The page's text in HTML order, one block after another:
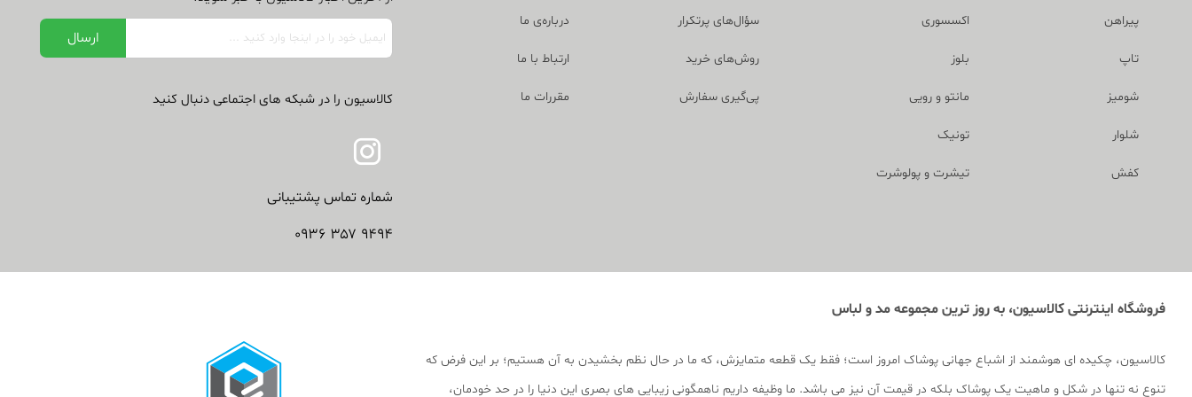
پیراهن
تاپ
شومیز
شلوار
کفش
اکسسوری
بلوز
مانتو و رویی
تونیک
تیشرت و پولوشرت
سؤال‌های پرتکرار
روش‌های خرید
پی‌گیری سفارش
درباره‌ی ما
ارتباط با ما
مقررات ما کالاسیون را در شبکه های اجتماعی دنبال کنید
شماره تماس پشتیبانی
۹۴۹۴ ۳۵۷ ۰۹۳۶
فروشگاه اینترنتی کالاسیون، به روز ترین مجموعه مد و لباس
کالاسیون، چکیده ای هوشمند از اشباع جهانی پوشاک امروز است؛ فقط یک قطعه متمایزش، که ما در حال نظم بخشیدن به آن هستیم؛ بر این فرض که
تنوع نه تنها در شکل و ماهیت یک پوشاک بلکه در قیمت آن نیز می باشد. ما وظیفه داریم ناهمگونی زیبایی های بصری این دنیا را در حد خودمان،